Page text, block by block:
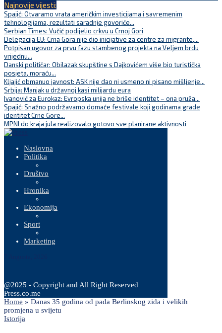
Najnovije vijesti:
Spajić: Otvaramo vrata američkim investicijama i savremenim
tehnologijama, rezultati saradnje govoriće...
Serbian Times: Vučić podijelio crkvu u Crnoj Gori
Delegacija EU: Crna Gora nije dio inicijative za centre za migrante,...
Potpisan ugovor za prvu fazu stambenog projekta na Veljem brdu
vrijednu...
Danski političar: Obilazak skupštine s Dajkovićem više bio turistička
posjeta, moraću...
Kljajić obmanuo javnost: ASK nije dao ni usmeno ni pisano mišljenje...
Srbija: Manjak u državnoj kasi milijardu eura
Ivanović za Eurokaz: Evropska unija ne briše identitet – ona pruža...
Spajić: Snažno podržavamo domaće festivale koji godinama grade
identitet Crne Gore...
MPNI do kraja jula realizovalo gotovo sve planirane aktivnosti
Naslovna
Politika
Društvo
Hronika
Ekonomija
Sport
Marketing
@2025 - Copyright and All Right Reserved
Press.co.me
Home » Danas 35 godina od pada Berlinskog zida i velikih
promjena u svijetu
Istorija